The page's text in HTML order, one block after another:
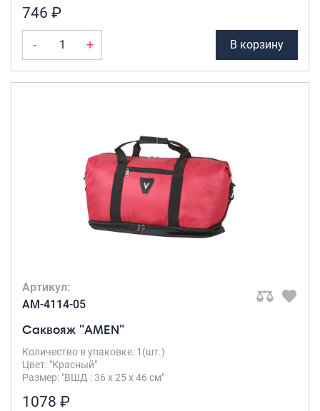
746 ₽
- + В корзину
Артикул:
AM-4114-05
Саквояж "AMEN"
Количество в упаковке: 1(шт.)
Цвет: "Красный"
Размер: "ВШД : 36 х 25 х 46 см"
1078 ₽